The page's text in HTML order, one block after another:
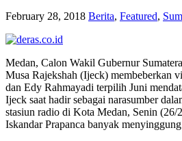
February 28, 2018 Berita, Featured,
Medan, Calon Wakil Gubernur
Musa Rajekshah (Ijeck) membeberkan
dan Edy Rahmayadi terpilih Juni
Ijeck saat hadir sebagai narasumber
stasiun radio di Kota Medan, Senin (26/
Iskandar Prapanca banyak